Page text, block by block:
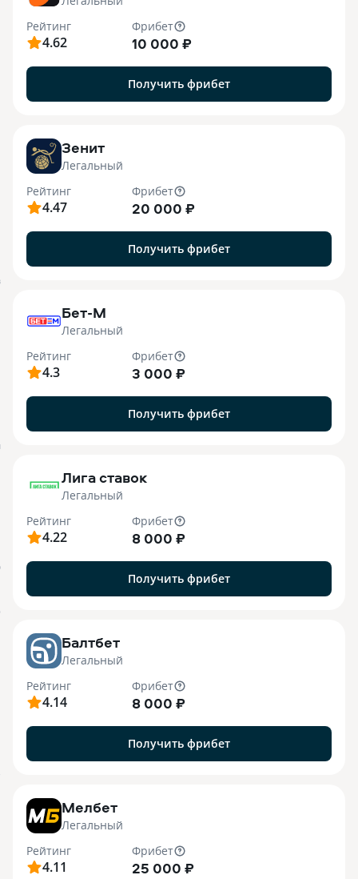
Рейтинг
4.62
Фрибет
10 000 ₽
Получить фрибет
Зенит
Легальный
Рейтинг
4.47
Фрибет
20 000 ₽
Получить фрибет
Бет-М
Легальный
Рейтинг
4.3
Фрибет
3 000 ₽
Получить фрибет
Лига ставок
Легальный
Рейтинг
4.22
Фрибет
8 000 ₽
Получить фрибет
Балтбет
Легальный
Рейтинг
4.14
Фрибет
8 000 ₽
Получить фрибет
Мелбет
Легальный
Рейтинг
4.11
Фрибет
25 000 ₽